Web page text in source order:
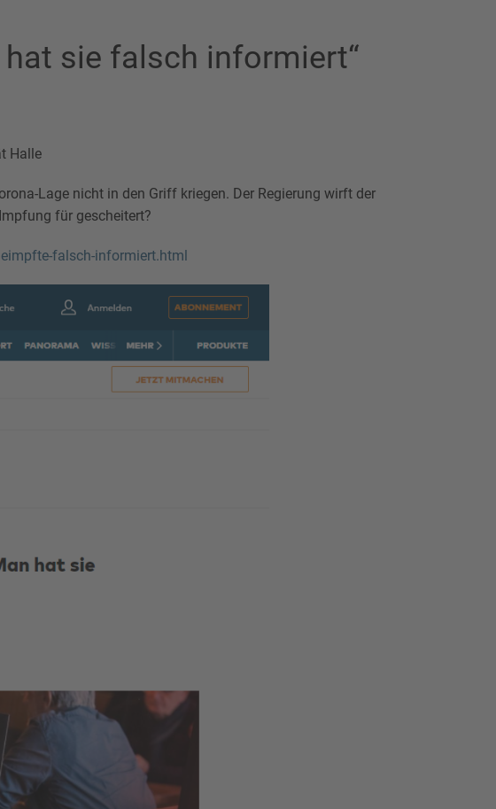
hat sie falsch informiert“
Halle
Lage nicht in den Griff kriegen. Der Regierung wirft der
für gescheitert?
falsch-informiert.html